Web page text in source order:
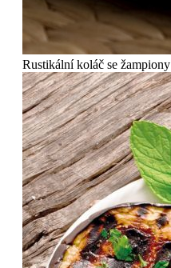
Rustikální koláč se žampiony